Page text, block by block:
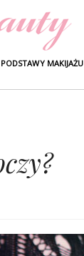
PODSTAWY MAKIJAŻU